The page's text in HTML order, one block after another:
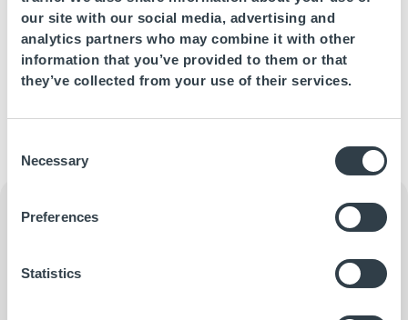
our site with our social media, advertising and
analytics partners who may combine it with other
information that you’ve provided to them or that
they’ve collected from your use of their services.
Selection
Necessary
Preferences
Statistics
Las tres candidaturas seleccionadas han destacado por
desarrollar en sus establecimientosacciones de RSC de
continuidad, así como su implicación de los trabajadores en
dichas acciones, las iniciativas para mejorar las condiciones
Archivos